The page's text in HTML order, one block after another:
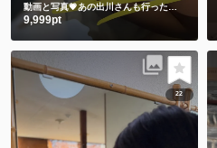
動画と写真💗あの出川さんも行った温泉 3年前の私です🫣 スマホの中に埋もれてました😋
9,999pt
22